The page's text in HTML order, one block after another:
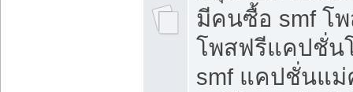
มีคนซื้อ smf โ
โพสฟรีแคปชั่น
smf แคปชั่นแ